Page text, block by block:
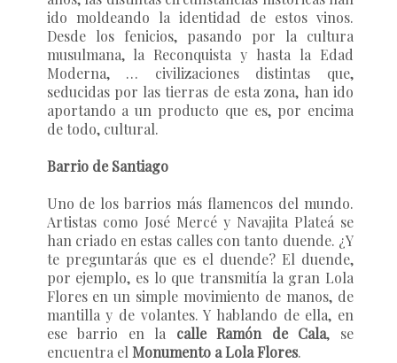
ido moldeando la identidad de estos vinos.
Desde los fenicios, pasando por la cultura
musulmana, la Reconquista y hasta la Edad
Moderna, … civilizaciones distintas que,
seducidas por las tierras de esta zona, han ido
aportando a un producto que es, por encima
de todo, cultural.
Barrio de Santiago
Uno de los barrios más flamencos del mundo.
Artistas como José Mercé y Navajita Plateá se
han criado en estas calles con tanto duende. ¿Y
te preguntarás que es el duende? El duende,
por ejemplo, es lo que transmitía la gran Lola
Flores en un simple movimiento de manos, de
mantilla y de volantes. Y hablando de ella, en
ese barrio en la calle Ramón de Cala, se
encuentra elMonumento a Lola Flores.